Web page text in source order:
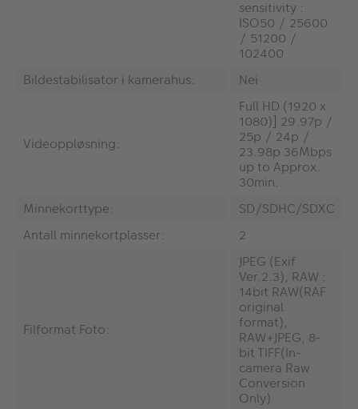
sensitivity :
ISO50 / 25600
/ 51200 /
102400
Bildestabilisator i kamerahus:
Nei
Videoppløsning:
Full HD (1920 x
1080)] 29.97p /
25p / 24p /
23.98p 36Mbps
up to Approx.
30min.
Minnekorttype:
SD/SDHC/SDXC
Antall minnekortplasser:
2
Filformat Foto:
JPEG (Exif
Ver.2.3), RAW :
14bit RAW(RAF
original
format),
RAW+JPEG, 8-
bit TIFF(In-
camera Raw
Conversion
Only)